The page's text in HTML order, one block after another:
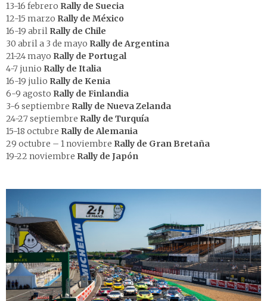
13-16 febrero Rally de Suecia
12-15 marzo Rally de México
16-19 abril Rally de Chile
30 abril a 3 de mayo Rally de Argentina
21-24 mayo Rally de Portugal
4-7 junio Rally de Italia
16-19 julio Rally de Kenia
6-9 agosto Rally de Finlandia
3-6 septiembre Rally de Nueva Zelanda
24-27 septiembre Rally de Turquía
15-18 octubre Rally de Alemania
29 octubre – 1 noviembre Rally de Gran Bretaña
19-22 noviembre Rally de Japón